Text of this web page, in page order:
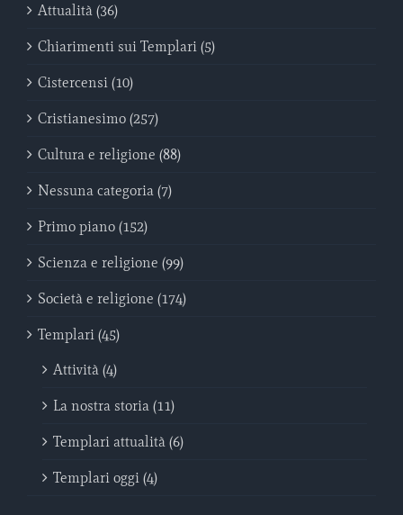
Attualità (36)
Chiarimenti sui Templari (5)
Cistercensi (10)
Cristianesimo (257)
Cultura e religione (88)
Nessuna categoria (7)
Primo piano (152)
Scienza e religione (99)
Società e religione (174)
Templari (45)
Attività (4)
La nostra storia (11)
Templari attualità (6)
Templari oggi (4)